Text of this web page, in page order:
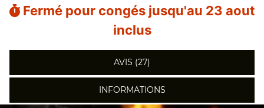
Fermé pour congés jusqu'au 23 aout
inclus
AVIS (27)
INFORMATIONS